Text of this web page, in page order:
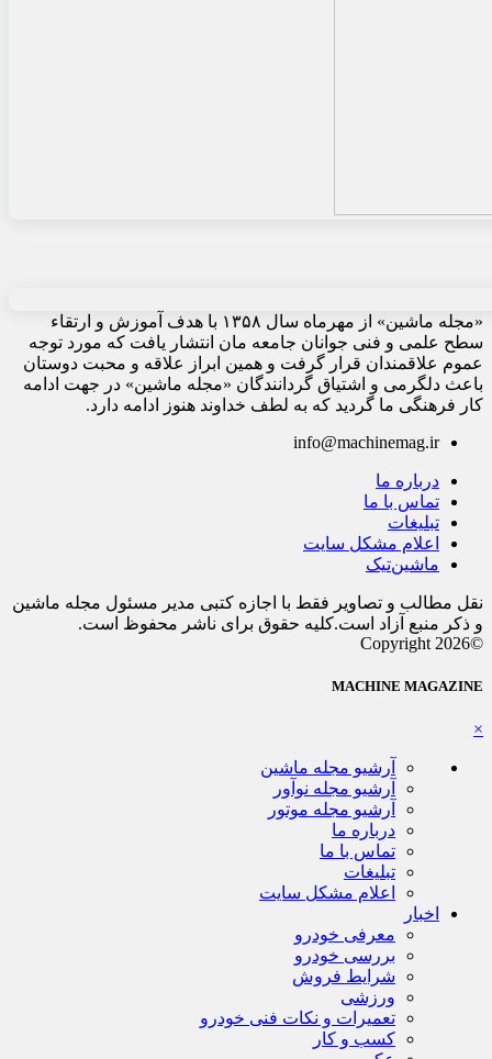
«مجله ماشین» از مهرماه سال ۱۳۵۸ با هدف آموزش و ارتقاء
سطح علمی و فنی جوانان جامعه مان انتشار یافت که مورد توجه
عموم علاقمندان قرار گرفت و همین ابراز علاقه و محبت دوستان
باعث دلگرمی و اشتیاق گردانندگان «مجله ماشین» در جهت ادامه
کار فرهنگی ما گردید که به لطف خداوند هنوز ادامه دارد.
info@machinemag.ir
درباره ما
تماس با ما
تبلیغات
اعلام مشکل سایت
ماشین‌تیک
نقل مطالب و تصاویر فقط با اجازه کتبی مدیر مسئول مجله ماشین
و ذکر منبع آزاد است.کلیه حقوق برای ناشر محفوظ است.
©Copyright 2026
MACHINE MAGAZINE
×
آرشیو مجله ماشین
آرشیو مجله نوآور
آرشیو مجله موتور
درباره ما
تماس با ما
تبلیغات
اعلام مشکل سایت
اخبار
معرفی خودرو
بررسی خودرو
شرایط فروش
ورزشی
تعمیرات و نکات فنی خودرو
کسب و کار